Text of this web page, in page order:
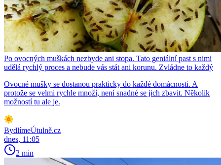
Po ovocných muškách nezbyde ani stopa. Tato geniální past s nimi
udělá rychlý proces a nebude vás stát ani korunu. Zvládne to každý
Ovocné mušky se dostanou prakticky do každé domácnosti. A
protože se velmi rychle množí, není snadné se jich zbavit. Několik
možností tu ale je.
BydlímeÚtulně.cz
dnes, 11:05
2 min